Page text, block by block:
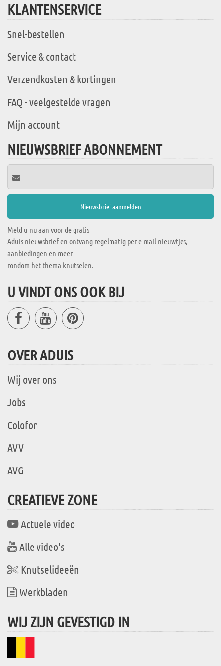
KLANTENSERVICE
Snel-bestellen
Service & contact
Verzendkosten & kortingen
FAQ - veelgestelde vragen
Mijn account
NIEUWSBRIEF ABONNEMENT
Meld u nu aan voor de gratis
Aduis nieuwsbrief en ontvang regelmatig per e-mail nieuwtjes,
aanbiedingen en meer
rondom het thema knutselen.
U VINDT ONS OOK BIJ
OVER ADUIS
Wij over ons
Jobs
Colofon
AVV
AVG
CREATIEVE ZONE
Actuele video
Alle video's
Knutselideeën
Werkbladen
WIJ ZIJN GEVESTIGD IN